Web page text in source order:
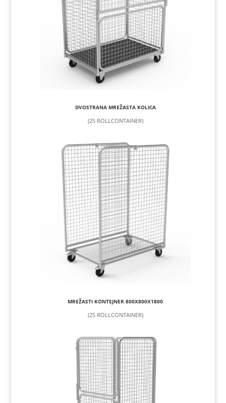
DVOSTRANA MREŽASTA KOLICA
(2S ROLLCONTAINER)
MREŽASTI KONTEJNER 800X800X1800
(2S ROLLCONTAINER)